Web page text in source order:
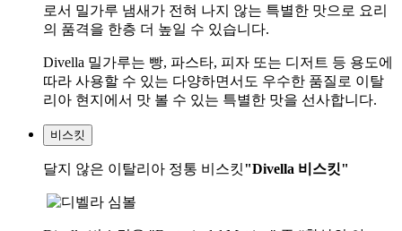
로서 밀가루 냄새가 전혀 나지 않는 특별한 맛으로 요리
의 품격을 한층 더 높일 수 있습니다.
Divella 밀가루는 빵, 파스타, 피자 또는 디저트 등 용도에
따라 사용할 수 있는 다양하면서도 우수한 품질로 이탈
리아 현지에서 맛 볼 수 있는 특별한 맛을 선사합니다.
비스킷
달지 않은 이탈리아 정통 비스킷"Divella 비스킷"